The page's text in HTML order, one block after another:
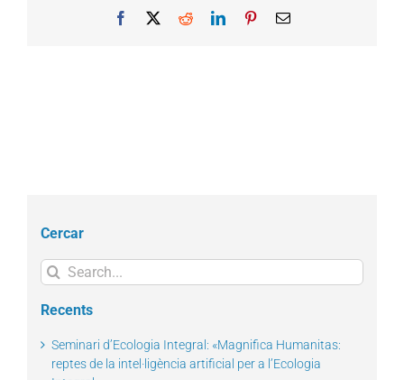
Facebook RedditLinkedInPinterestEmail
Cercar
Search
for:
Recents
Seminari d’Ecologia Integral: «Magnifica Humanitas:
reptes de la intel·ligència artificial per a l’Ecologia